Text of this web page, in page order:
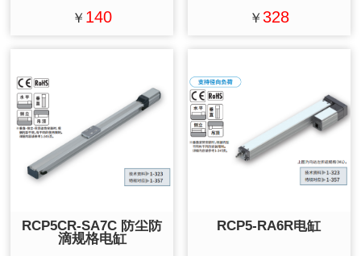
￥ 140
￥ 328
RCP5CR-SA7C 防尘防
滴规格电缸
RCP5-RA6R电缸